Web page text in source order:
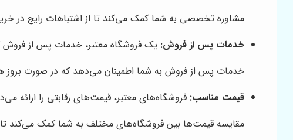
مشاوره تخصصی به شما کمک می‌کند تا از اشتباهات رایج در
خدمات پس از فروش: یک فروشگاه معتبر، خدمات پس از فروش
خدمات پس از فروش به شما اطمینان می‌دهد که در صورت بروز
قیمت مناسب: فروشگاه‌های معتبر، قیمت‌های رقابتی را ارائه
مقایسه قیمت‌ها بین فروشگاه‌های مختلف به شما کمک می‌کند